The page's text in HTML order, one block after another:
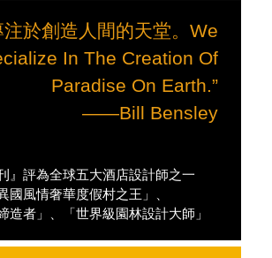
壩美憬閣穹頂飯店」
In The Creation Of
Paradise On Earth.”
——Bill Bensley